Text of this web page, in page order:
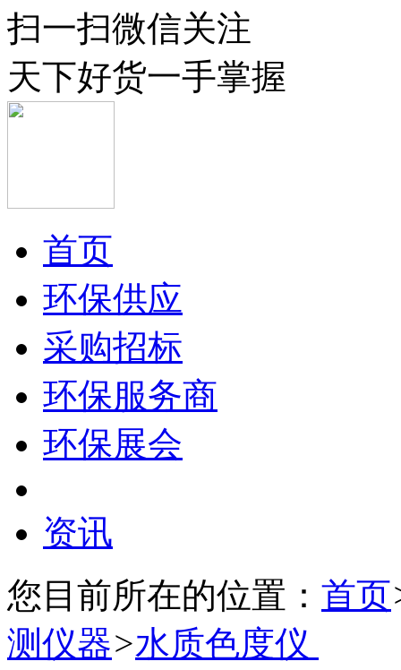
扫一扫微信关注
天下好货一手掌握
首页
环保供应
采购招标
环保服务商
环保展会
资讯
您目前所在的位置： 首页
测仪器>水质色度仪